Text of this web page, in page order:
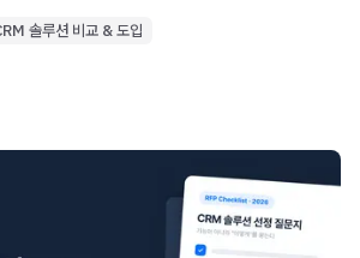
솔루션 비교 & 도입